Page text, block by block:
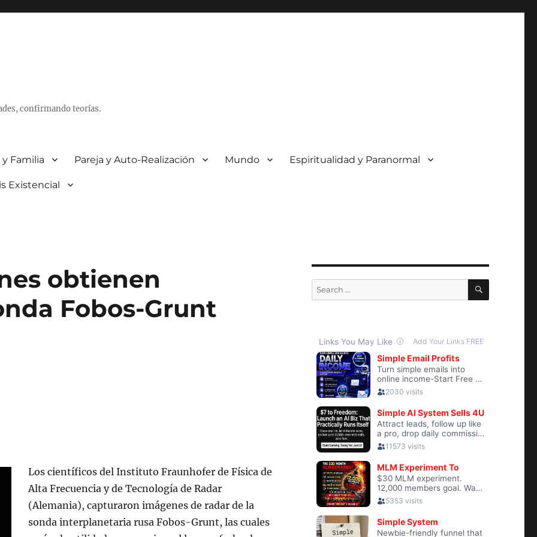
confirmando teorías.
Familia Pareja y Auto-Realización Mundo Espiritualidad y Paranormal
Existencial
obtienen
Fobos-Grunt
Los científicos del Instituto Fraunhofer de Física de
Alta Frecuencia y de Tecnología de Radar
(Alemania), capturaron imágenes de radar de la
sonda interplanetaria rusa Fobos-Grunt, las cuales
Search
for:
SEARCH